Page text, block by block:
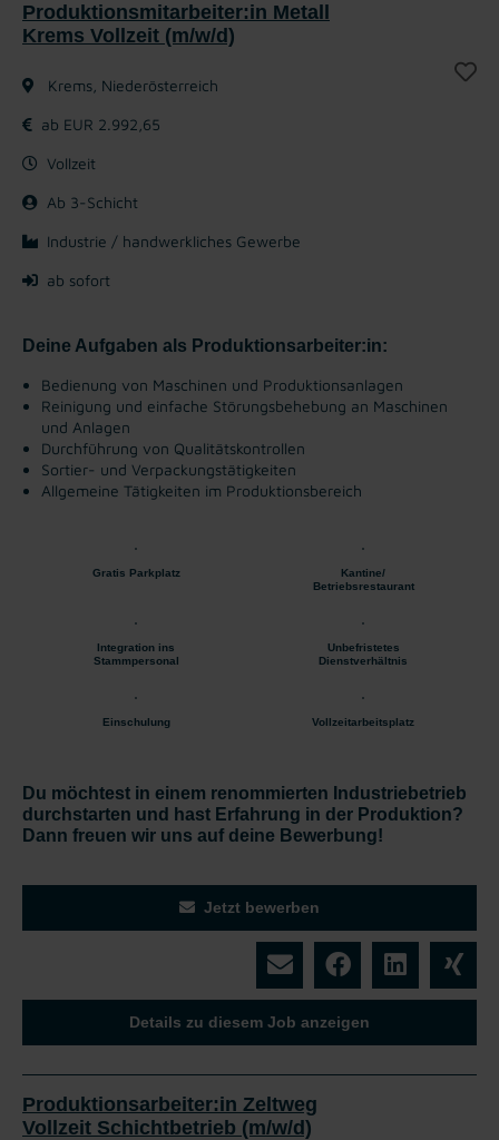
Produktionsmitarbeiter:in Metall
Krems Vollzeit (m/w/d)
Krems, Niederösterreich
ab EUR 2.992,65
Vollzeit
Ab 3-Schicht
Industrie / handwerkliches Gewerbe
ab sofort
Deine Aufgaben als Produktionsarbeiter:in:
Bedienung von Maschinen und Produktionsanlagen
Reinigung und einfache Störungsbehebung an Maschinen
und Anlagen
Durchführung von Qualitätskontrollen
Sortier- und Verpackungstätigkeiten
Allgemeine Tätigkeiten im Produktionsbereich
Gratis Parkplatz
Kantine/
Betriebsrestaurant
Integration ins
Stammpersonal
Unbefristetes
Dienstverhältnis
Einschulung Vollzeitarbeitsplatz
Du möchtest in einem renommierten Industriebetrieb
durchstarten und hast Erfahrung in der Produktion?
Dann freuen wir uns auf deine Bewerbung!
Jetzt bewerben
Details zu diesem Job anzeigen
Produktionsarbeiter:in Zeltweg
Vollzeit Schichtbetrieb (m/w/d)